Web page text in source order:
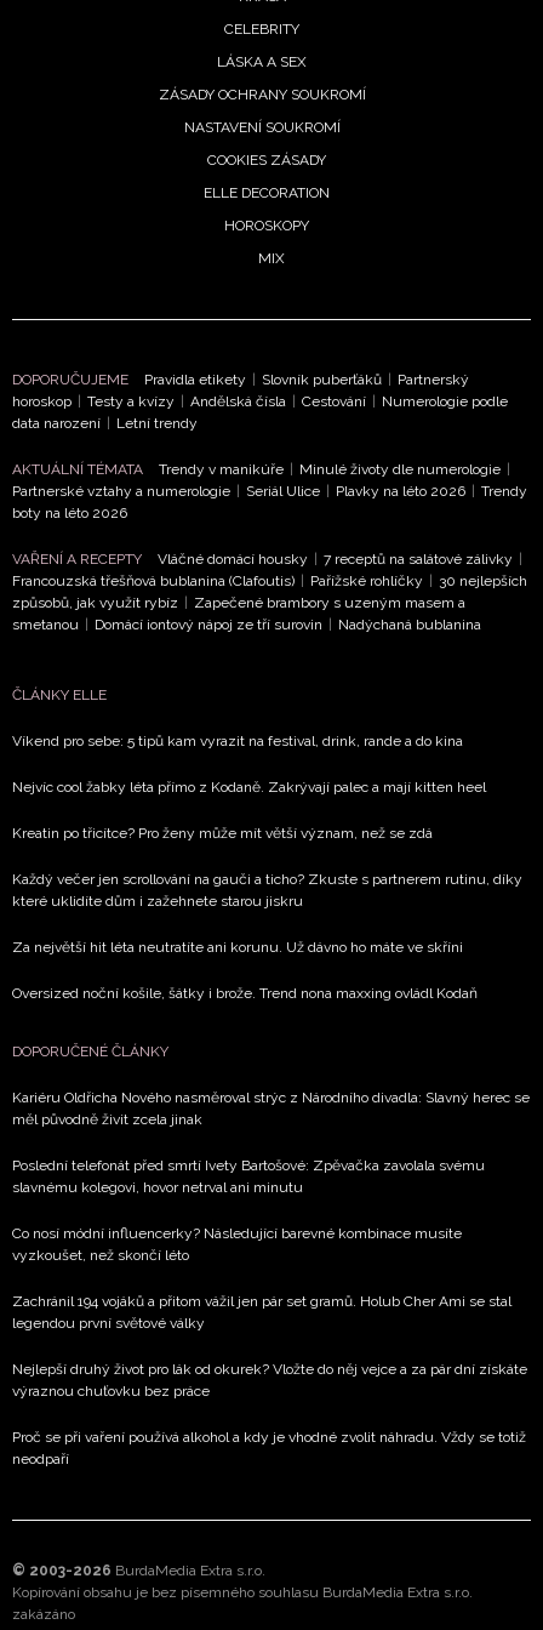
informace od našich partnerů? Pokud souhlasíte se
zpracováním údajů k tomuto účelu podle
soukromí BurdaMedia Extra s.r.o., zaškrtněte toto pole.
CELEBRITY
LÁSKA A SEX
ZÁSADY OCHRANY SOUKROMÍ
NASTAVENÍ SOUKROMÍ
COOKIES ZÁSADY
ELLE DECORATION
HOROSKOPY
MIX
DOPORUČUJEME Pravidla etikety | Slovník puberťáků | Partnerský
horoskop | Testy a kvízy | Andělská čísla | Cestování | Numerologie podle
data narození | Letní trendy
AKTUÁLNÍ TÉMATA Trendy v manikúře | Minulé životy dle numerologie |
Partnerské vztahy a numerologie | Seriál Ulice | Plavky na léto 2026 | Trendy
boty na léto 2026
VAŘENÍ A RECEPTY Vláčné domácí housky | 7 receptů na salátové zálivky |
Francouzská třešňová bublanina (Clafoutis) | Pařížské rohlíčky | 30 nejlepších
způsobů, jak využít rybíz | Zapečené brambory s uzeným masem a
smetanou | Domácí iontový nápoj ze tří surovin | Nadýchaná bublanina
ČLÁNKY ELLE
Víkend pro sebe: 5 tipů kam vyrazit na festival, drink, rande a do kina
Nejvíc cool žabky léta přímo z Kodaně. Zakrývají palec a mají kitten heel
Kreatin po třicítce? Pro ženy může mít větší význam, než se zdá
Každý večer jen scrollování na gauči a ticho? Zkuste s partnerem rutinu, díky
které uklidíte dům i zažehnete starou jiskru
Za největší hit léta neutratíte ani korunu. Už dávno ho máte ve skříni
Oversized noční košile, šátky i brože. Trend nona maxxing ovládl Kodaň
DOPORUČENÉ ČLÁNKY
Kariéru Oldřicha Nového nasměroval strýc z Národního divadla: Slavný herec se
měl původně živit zcela jinak
Poslední telefonát před smrtí Ivety Bartošové: Zpěvačka zavolala svému
slavnému kolegovi, hovor netrval ani minutu
Co nosí módní influencerky? Následující barevné kombinace musíte
vyzkoušet, než skončí léto
Zachránil 194 vojáků a přitom vážil jen pár set gramů. Holub Cher Ami se stal
legendou první světové války
Nejlepší druhý život pro lák od okurek? Vložte do něj vejce a za pár dní získáte
výraznou chuťovku bez práce
Proč se při vaření používá alkohol a kdy je vhodné zvolit náhradu. Vždy se totiž
neodpaří
© 2003-2026 BurdaMedia Extra s.r.o.
Kopírování obsahu je bez písemného souhlasu BurdaMedia Extra s.r.o.
zakázáno